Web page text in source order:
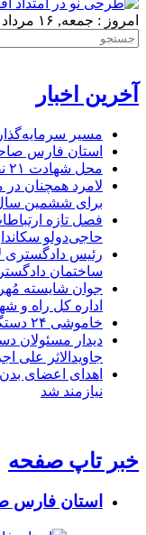
امروز : جمعه, ۱۶ مرداد , ۱۴۰۵
آخرین اخبار
مسیر
استان فارس
محل شهادت ۲۱ نفر در لامرد در مسیر ثبت ملی قرار گرفت
لامرد همچنان
برای ششمین
فصل تازه
حاجی‌دولو
رئیس دادگستری
ساختمان
جوان شایسته
اداره کل راه و
خاموشی ۲۴ دستگاه ماینر فاقد مجوز در لامرد
دیدار مسئولان
جاویدالاثر علی
اهدای اعضای
نیازمند شد
خبر تاپ صفحه
استان فارس